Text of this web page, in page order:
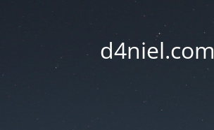
d4niel.com